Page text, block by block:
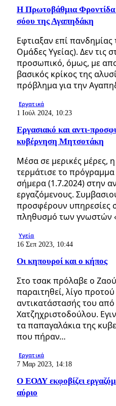
Η Πρωτοβάθμια Φροντίδα
σόου της Αγαπηδάκη
Εφτιαξαν επί
Ομάδες Υγείας). Δεν τις
προσωπικό, όμως, με
βασικός κρίκος της
πρόβλημα για την
Εργατικά
1 Ιούλ 2024, 10:23
Εργασιακό και αντι-
κυβέρνηση Μητσοτάκη
Μέσα σε μερικές μέρες,
τερμάτισε το
σήμερα (1.7.2024) στην
εργαζόμενους.
προσφέρουν υπηρεσίες
πληθυσμό των γνωστών
Υγεία
16 Σεπ 2023, 10:44
Οι κηπουροί και ο κήπος
Στο τσακ πρόλαβε ο
παραιτηθεί, λίγο
αντικατάστασής του από
Χατζηχριστοδούλου.
τα παπαγαλάκια της
που πήραν…
Εργατικά
7 Μαρ 2023, 14:18
Ο ΕΟΔΥ εκφοβίζει
αύριο